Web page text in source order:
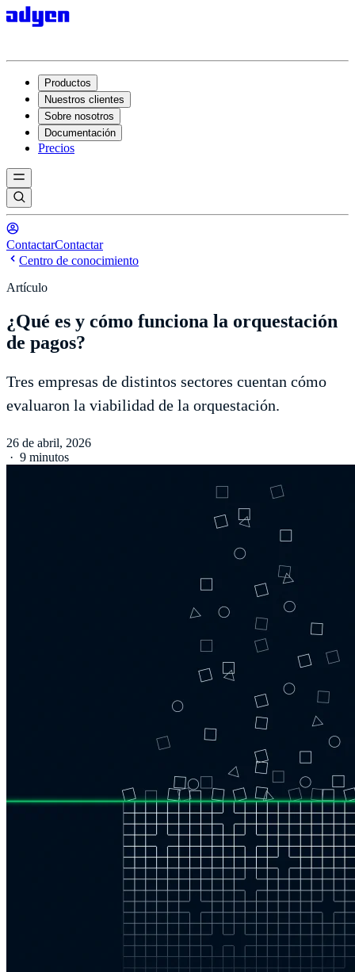
Productos
Nuestros clientes
Sobre nosotros
Documentación
Precios
ContactarContactar
Centro de conocimiento
Artículo
¿Qué es y cómo funciona la orquestación
de pagos?
Tres empresas de distintos sectores cuentan cómo
evaluaron la viabilidad de la orquestación.
26 de abril, 2026
· 9 minutos